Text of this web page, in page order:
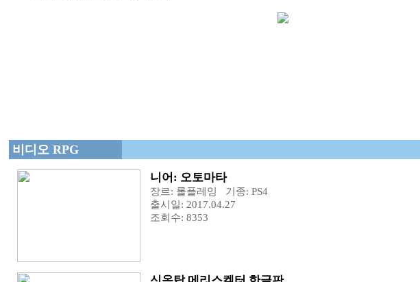
비디오 RPG
니어: 오토마타
장르: 롤플레잉 기종: PS4
출시일: 2017.04.27
조회수: 8353